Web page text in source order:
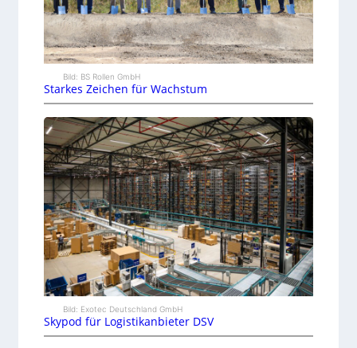
Bild: BS Rollen GmbH
Starkes Zeichen für Wachstum
Bild: Exotec Deutschland GmbH
Skypod für Logistikanbieter DSV